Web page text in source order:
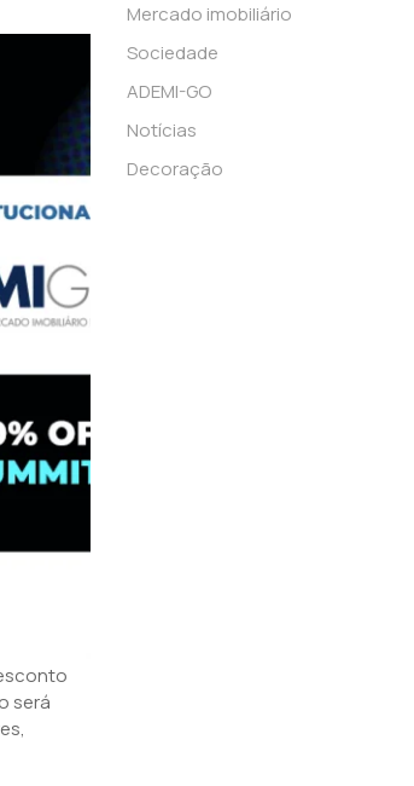
será
Mercado imobiliário
Sociedade
ADEMI-GO
Notícias
Decoração